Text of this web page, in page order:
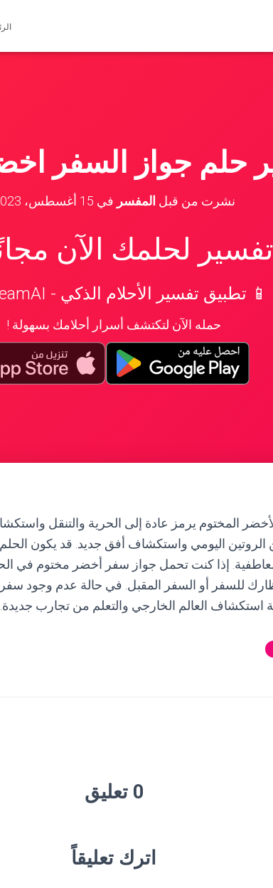
حلم جواز السفر
نشرت من قبل المفسر في 15 أغسطس، 2023
لحلمك الآن
📱 تطبيق تفسير الأحلام الذكي - DreamAI 🚀
حمله الآن لتكتشف أسرار أحلامك بسهولة !
المختوم يرمز عادة إلى الحرية والتنقل
اليومي واستكشاف أفق جديد. قد يكون الحلم
إذا كنت تحمل جواز سفر أخضر مختوم في
للسفر أو السفر المقبل. في حالة عدم وجود
استكشاف العالم الخارجي والتعلم من تجارب جديدة.
0 تعليق
اترك تعليقاً